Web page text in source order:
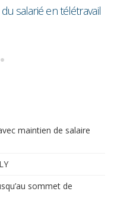
maintien de salaire
sommet de